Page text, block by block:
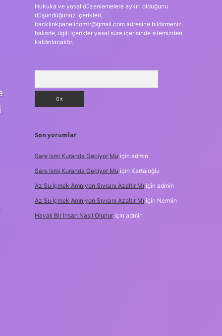
Hukuka ve yasal düzenlemelere aykırı olduğunu
düşündüğünüz içerikleri,
backlinkpanelicomtr@gmail.comadresine bildirmeniz
halinde, ilgili içerikler yasal süre içerisinde sitemizden
kaldırılacaktır.
Son yorumlar
Sare Ismi Kuranda Geçiyor Mu için admin
Sare Ismi Kuranda Geçiyor Mu için Kartaloğlu
Az Su Içmek Amniyon Sıvısını Azaltır Mı için admin
Az Su Içmek Amniyon Sıvısını Azaltır Mı için Nermin
Havalı Bir Insan Nasıl Olunuriçin admin